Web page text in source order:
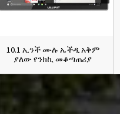
10.1 ኢንች ሙሉ ኤችዲ አቅም
ያለው የንክኪ መቆጣጠሪያ